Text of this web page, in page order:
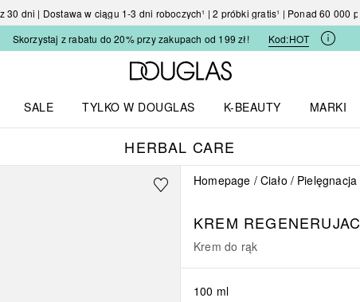
dni | Dostawa w ciągu 1-3 dni roboczych¹ | 2 próbki gratis¹ | Ponad 60 000
Skorzystaj z rabatu do 20% przy zakupach od 199 zł!
Kod:HOT
Strona główna Douglas
SALE
TYLKO W DOUGLAS
K-BEAUTY
MARKI
HERBAL CARE
Homepage Ciało Pielęgnacja
KREM
Krem do rąk
100 ml